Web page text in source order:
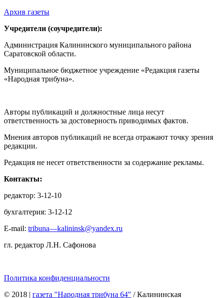
Архив газеты
Учредители (соучредители):
Администрация Калининского муниципального района
Саратовской области.
Муниципальное бюджетное учреждение «Редакция газеты
«Народная трибуна».
Авторы публикаций и должностные лица несут
ответственность за достоверность приводимых фактов.
Мнения авторов публикаций не всегда отражают точку зрения
редакции.
Редакция не несет ответственности за содержание рекламы.
Контакты:
редактор: 3-12-10
бухгалтерия: 3-12-12
E-mail: tribuna—kalininsk@yandex.ru
гл. редактор Л.Н. Сафонова
Политика конфиденциальности
© 2018 | газета "Народная трибуна 64" / Калининская